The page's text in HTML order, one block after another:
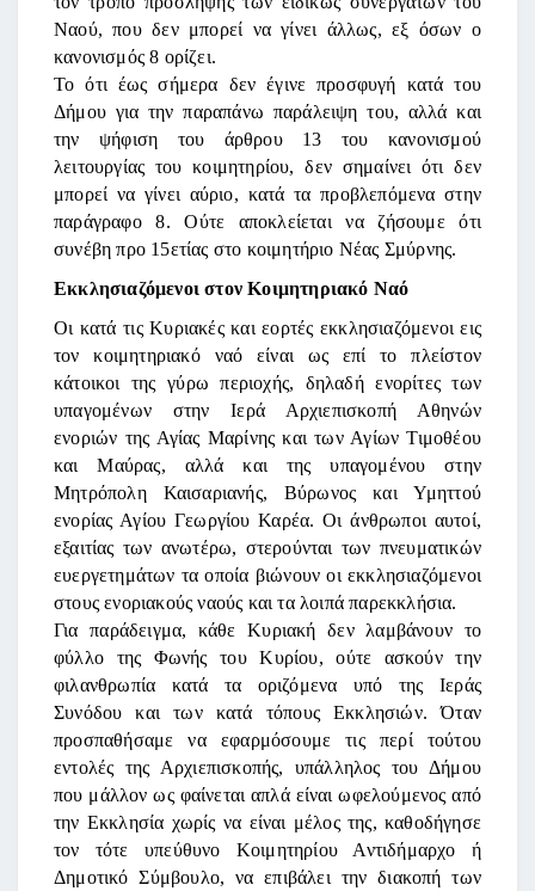
Ναού, που δεν μπορεί να γίνει άλλως, εξ όσων ο
κανονισμός 8 ορίζει.
Το ότι έως σήμερα δεν έγινε προσφυγή κατά του
Δήμου για την παραπάνω παράλειψη του, αλλά και
την ψήφιση του άρθρου 13 του κανονισμού
λειτουργίας του κοιμητηρίου, δεν σημαίνει ότι δεν
μπορεί να γίνει αύριο, κατά τα προβλεπόμενα στην
παράγραφο 8. Ούτε αποκλείεται να ζήσουμε ότι
συνέβη προ 15ετίας στο κοιμητήριο Νέας Σμύρνης.
Εκκλησιαζόμενοι στον Κοιμητηριακό Ναό
Οι κατά τις Κυριακές και εορτές εκκλησιαζόμενοι εις
τον κοιμητηριακό ναό είναι ως επί το πλείστον
κάτοικοι της γύρω περιοχής, δηλαδή ενορίτες των
υπαγομένων στην Ιερά Αρχιεπισκοπή Αθηνών
ενοριών της Αγίας Μαρίνης και των Αγίων Τιμοθέου
και Μαύρας, αλλά και της υπαγομένου στην
Μητρόπολη Καισαριανής, Βύρωνος και Υμηττού
ενορίας Αγίου Γεωργίου Καρέα. Οι άνθρωποι αυτοί,
εξαιτίας των ανωτέρω, στερούνται των πνευματικών
ευεργετημάτων τα οποία βιώνουν οι εκκλησιαζόμενοι
στους ενοριακούς ναούς και τα λοιπά παρεκκλήσια.
Για παράδειγμα, κάθε Κυριακή δεν λαμβάνουν το
φύλλο της Φωνής του Κυρίου, ούτε ασκούν την
φιλανθρωπία κατά τα οριζόμενα υπό της Ιεράς
Συνόδου και των κατά τόπους Εκκλησιών. Όταν
προσπαθήσαμε να εφαρμόσουμε τις περί τούτου
εντολές της Αρχιεπισκοπής, υπάλληλος του Δήμου
που μάλλον ως φαίνεται απλά είναι ωφελούμενος από
την Εκκλησία χωρίς να είναι μέλος της, καθοδήγησε
τον τότε υπεύθυνο Κοιμητηρίου Αντιδήμαρχο ή
Δημοτικό Σύμβουλο, να επιβάλει την διακοπή των